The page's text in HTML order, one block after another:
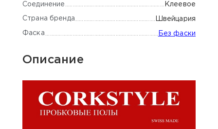
Соединение Клеевое
Страна бренда Швейцария
Фаска Без фаски
Описание